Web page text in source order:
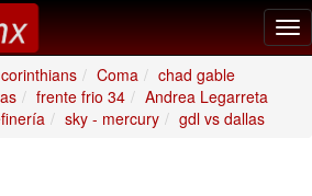
Coma
chad gable
frente frio 34
Andrea Legarreta
sky - mercury gdl vs dallas